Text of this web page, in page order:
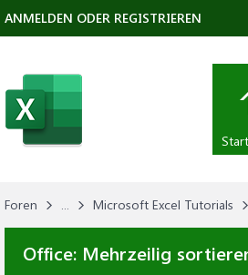
Foren ... Microsoft Excel Tutorials
Office: Mehrzeilig
ANMELDEN ODER REGISTRIEREN